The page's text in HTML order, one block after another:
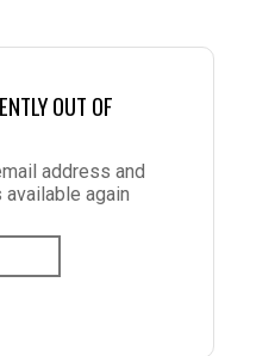
OUT OF
address and
again